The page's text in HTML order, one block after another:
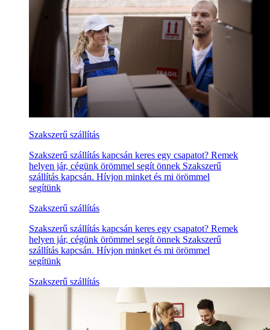
Szakszerű szállítás
Szakszerű szállítás kapcsán keres egy csapatot? Remek
helyen jár, cégünk örömmel segít önnek Szakszerű
szállítás kapcsán. Hívjon minket és mi örömmel
segítünk
Szakszerű szállítás
Szakszerű szállítás kapcsán keres egy csapatot? Remek
helyen jár, cégünk örömmel segít önnek Szakszerű
szállítás kapcsán. Hívjon minket és mi örömmel
segítünk
Szakszerű szállítás